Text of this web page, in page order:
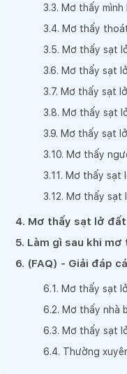
3.3. Mơ thấy
3.4. Mơ thấy
3.5. Mơ thấy sạt
3.6. Mơ thấy sạt
3.7. Mơ thấy sạt
3.8. Mơ thấy sạt
3.9. Mơ thấy sạt
3.10. Mơ thấy
3.11 . Mơ thấy sạt
3.12. Mơ thấy sạt
4. Mơ thấy sạt lở
5. Làm gì sau khi
6. (FAQ) - Giải đáp
6.1 . Mơ thấy sạt
6.2. Mơ thấy nhà
6.3. Mơ thấy sạt
6.4. Thường